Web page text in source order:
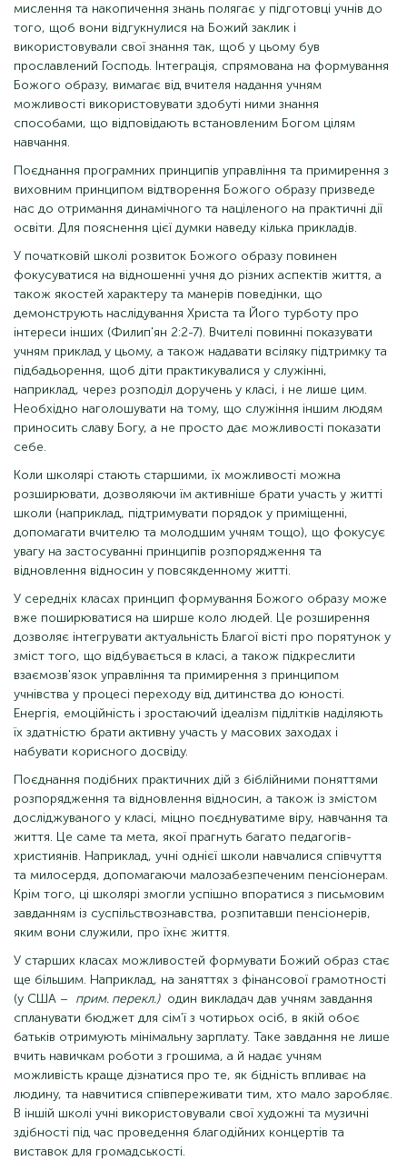
мислення та накопичення знань полягає у підготовці учнів до
того, щоб вони відгукнулися на Божий заклик і
використовували свої знання так, щоб у цьому був
прославлений Господь. Інтеграція, спрямована на формування
Божого образу, вимагає від вчителя надання учням
можливості використовувати здобуті ними знання
способами, що відповідають встановленим Богом цілям
навчання.
Поєднання програмних принципів управління та примирення з
виховним принципом відтворення Божого образу призведе
нас до отримання динамічного та націленого на практичні дії
освіти. Для пояснення цієї думки наведу кілька прикладів.
У початковій школі розвиток Божого образу повинен
фокусуватися на відношенні учня до різних аспектів життя, а
також якостей характеру та манерів поведінки, що
демонструють наслідування Христа та Його турботу про
інтереси інших (Филип'ян 2:2-7). Вчителі повинні показувати
учням приклад у цьому, а також надавати всіляку підтримку та
підбадьорення, щоб діти практикувалися у служінні,
наприклад, через розподіл доручень у класі, і не лише цим.
Необхідно наголошувати на тому, що служіння іншим людям
приносить славу Богу, а не просто дає можливості показати
себе.
Коли школярі стають старшими, їх можливості можна
розширювати, дозволяючи їм активніше брати участь у житті
школи (наприклад, підтримувати порядок у приміщенні,
допомагати вчителю та молодшим учням тощо), що фокусує
увагу на застосуванні принципів розпорядження та
відновлення відносин у повсякденному житті.
У середніх класах принцип формування Божого образу може
вже поширюватися на ширше коло людей. Це розширення
дозволяє інтегрувати актуальність Благої вісті про порятунок у
зміст того, що відбувається в класі, а також підкреслити
взаємозв'язок управління та примирення з принципом
учнівства у процесі переходу від дитинства до юності.
Енергія, емоційність і зростаючий ідеалізм підлітків наділяють
їх здатністю брати активну участь у масових заходах і
набувати корисного досвіду.
Поєднання подібних практичних дій з біблійними поняттями
розпорядження та відновлення відносин, а також із змістом
досліджуваного у класі, міцно поєднуватиме віру, навчання та
життя. Це саме та мета, якої прагнуть багато педагогів-
християнів. Наприклад, учні однієї школи навчалися співчуття
та милосердя, допомагаючи малозабезпеченим пенсіонерам.
Крім того, ці школярі змогли успішно впоратися з письмовим
завданням із суспільствознавства, розпитавши пенсіонерів,
яким вони служили, про їхнє життя.
У старших класах можливостей формувати Божий образ стає
ще більшим. Наприклад, на заняттях з фінансової грамотності
(у США – прим. перекл.)один викладач дав учням завдання
спланувати бюджет для сім'ї з чотирьох осіб, в якій обоє
батьків отримують мінімальну зарплату. Таке завдання не лише
вчить навичкам роботи з грошима, а й надає учням
можливість краще дізнатися про те, як бідність впливає на
людину, та навчитися співпереживати тим, хто мало заробляє.
В іншій школі учні використовували свої художні та музичні
здібності під час проведення благодійних концертів та
виставок для громадськості.